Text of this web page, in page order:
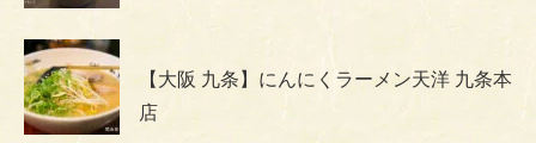
【大阪 九条】にんにくラーメン天洋 九条本
店